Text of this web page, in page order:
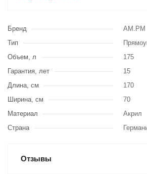
Бренд
AM.PM
Тип
Объем, л
175
Гарантия, лет
15
Длина, см
170
Ширина, см
70
Материал
Акрил
Страна
Отзывы